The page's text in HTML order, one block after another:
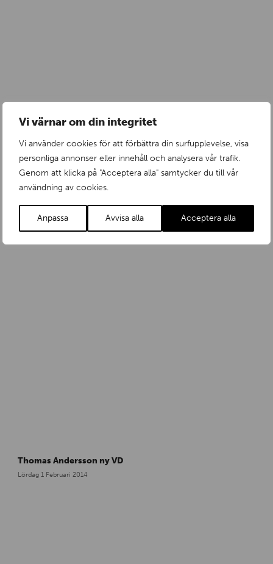
Vi värnar om din integritet
Vi använder cookies för att förbättra din surfupplevelse, visa
personliga annonser eller innehåll och analysera vår trafik.
Genom att klicka på "Acceptera alla" samtycker du till vår
användning av cookies.
Anpassa Avvisa alla Acceptera alla
Snart är den här! Vår nya produktserie AquaTeam+
Onsdag 26 Februari 2014
Thomas Andersson ny VD
Lördag 1 Februari 2014